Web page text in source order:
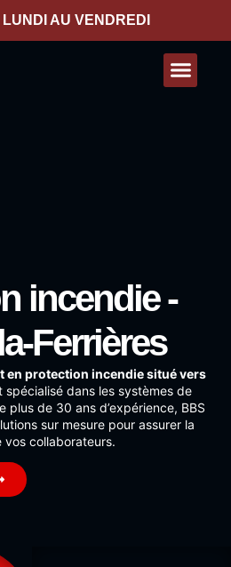
AU VENDREDI
incendie -
Ferrières
en protection incendie situé vers
spécialisé dans les systèmes de
plus de 30 ans d’expérience, BBS
sur mesure pour assurer la
vos collaborateurs.